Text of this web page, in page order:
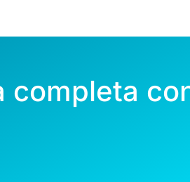
completa